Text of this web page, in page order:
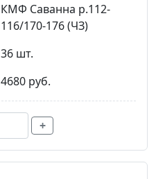
КМФ Саванна р.112-
116/170-176 (ЧЗ)
36 шт.
4680 руб.
+